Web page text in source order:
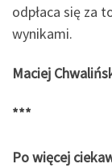
odpłaca się za
wynikami.
Maciej
***
Po więcej